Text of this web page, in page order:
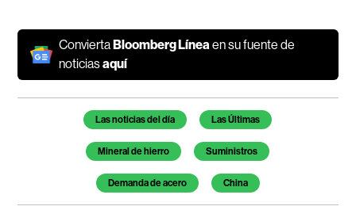
ConviertaBloomberg Líneaen su fuente de
noticiasaquí
Temas de este artículo
Las noticias del día Las Últimas
Mineral de hierro Suministros
Demanda de acero China